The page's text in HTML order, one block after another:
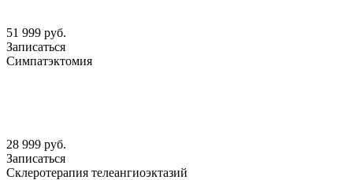
51 999 руб.
Записаться
Симпатэктомия
28 999 руб.
Записаться
Склеротерапия телеангиоэктазий